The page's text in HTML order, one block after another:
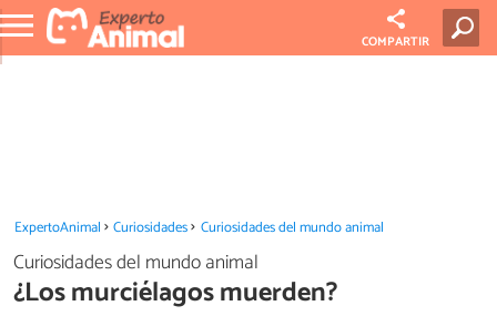
COMPARTIR
ExpertoAnimal Curiosidades Curiosidades del mundo animal
Curiosidades del mundo animal
¿Los murciélagos muerden?